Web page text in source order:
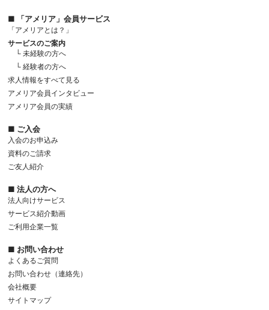
■ 「アメリア」会員サービス
「アメリアとは？」
サービスのご案内
└ 未経験の方へ
└ 経験者の方へ
求人情報をすべて見る
アメリア会員インタビュー
アメリア会員の実績
■ ご入会
入会のお申込み
資料のご請求
ご友人紹介
■ 法人の方へ
法人向けサービス
サービス紹介動画
ご利用企業一覧
■ お問い合わせ
よくあるご質問
お問い合わせ（連絡先）
会社概要
サイトマップ